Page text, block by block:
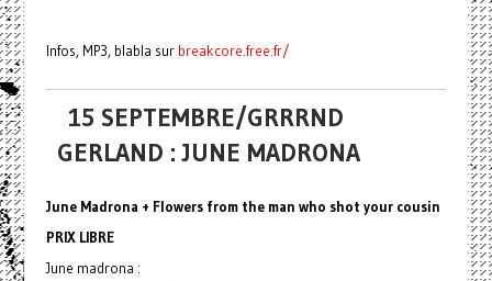
Infos, MP3, blabla sur breakcore.free.fr/
15 SEPTEMBRE/GRRRND
GERLAND : JUNE MADRONA
June Madrona + Flowers from the man who shot your cousin
PRIX LIBRE
June madrona :